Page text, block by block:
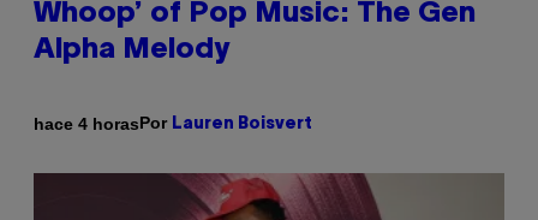
Whoop’ of Pop Music: The Gen
Alpha Melody
hace 4 horasPor Lauren Boisvert